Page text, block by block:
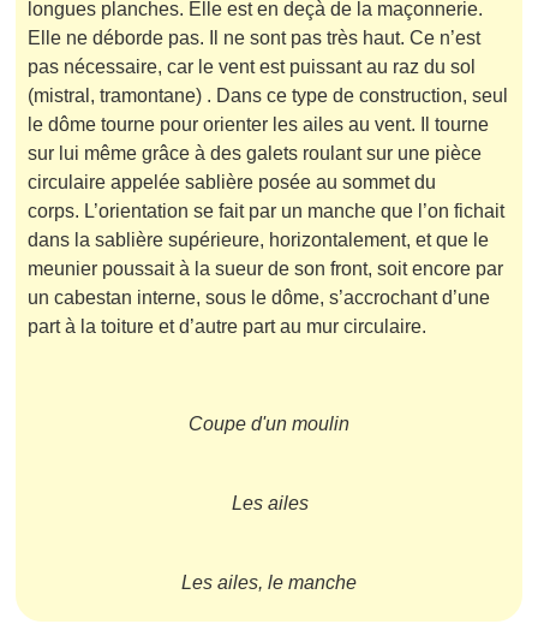
longues planches. Elle est en deçà de la maçonnerie.
Elle ne déborde pas. Il ne sont pas très haut. Ce n’est
pas nécessaire, car le vent est puissant au raz du sol
(mistral, tramontane) . Dans ce type de construction, seul
le dôme tourne pour orienter les ailes au vent. Il tourne
sur lui même grâce à des galets roulant sur une pièce
circulaire appelée sablière posée au sommet du
corps. L’orientation se fait par un manche que l’on fichait
dans la sablière supérieure, horizontalement, et que le
meunier poussait à la sueur de son front, soit encore par
un cabestan interne, sous le dôme, s’accrochant d’une
part à la toiture et d’autre part au mur circulaire.
Coupe d'un moulin
Les ailes
Les ailes, le manche